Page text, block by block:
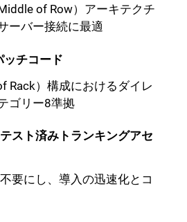
of Row）アーキテクチ
ーバー接続に最適
チコード
）構成におけるダイレ
ゴリー8準拠
スト済みトランキングアセ
要にし、導入の迅速化とコ